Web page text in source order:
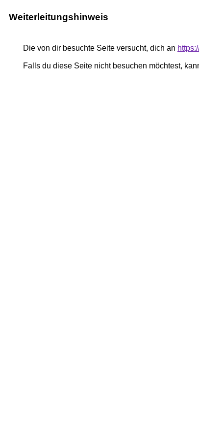
Weiterleitungshinweis
Die von dir besuchte Seite versucht, dich an
Falls du diese Seite nicht besuchen möchtest,